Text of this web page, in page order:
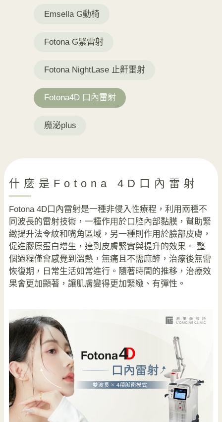
Emsella G動椅
Fotona G緊雷射
Fotona NightLase 止鼾雷射
Fotona4D 口內雷射
魔泌plus
什麼是Fotona 4D口內雷射
Fotona 4D口內雷射是一種非侵入性療程，利用兩種不
同波長的雷射技術，一種作用於口腔內部黏膜，幫助緊
緻提升法令紋和嘴角區域，另一種則作用於臉部皮膚，
促進膠原蛋白增生，達到皮膚緊實與提升的效果。 整
個過程僅會感覺到溫熱，無痛且不需麻醉，治療後無需
恢復期，日常生活如常進行。隨著時間的推移，治療效
果會更加顯著，讓肌膚變得更加緊緻、有彈性。